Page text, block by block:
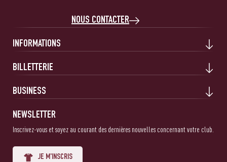
NOUS CONTACTER
INFORMATIONS
BILLETTERIE
BUSINESS
NEWSLETTER
Inscrivez-vous et soyez au courant des dernières nouvelles concernant votre club.
JE M'INSCRIS